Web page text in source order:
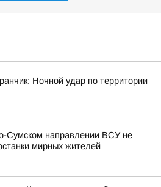
Ночной удар по территории
Сумском направлении ВСУ не
мирных жителей